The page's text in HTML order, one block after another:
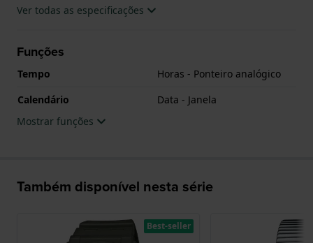
Ver todas as especificações
Funções
Tempo
Horas - Ponteiro analógico
Calendário
Data - Janela
Mostrar funções
Também disponível nesta série
Best-seller